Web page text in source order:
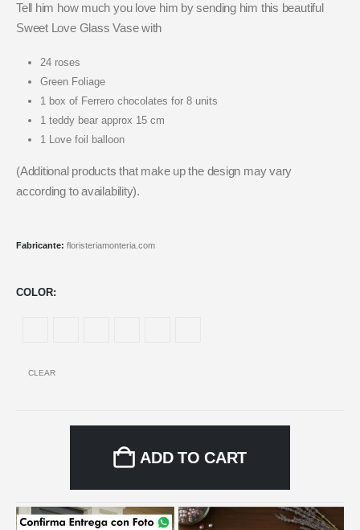
Tell him how much you love him by sending him this beautiful
Sweet Love Glass Vase with
24 roses
Green Foliage
1 box of Ferrero chocolates for 8 units
1 teddy bear approx 15 cm
1 Love foil balloon
(Additional products that make up the design may vary
according to availability).
Fabricante: floristeriamonteria.com
COLOR
CLEAR
ADD TO CART